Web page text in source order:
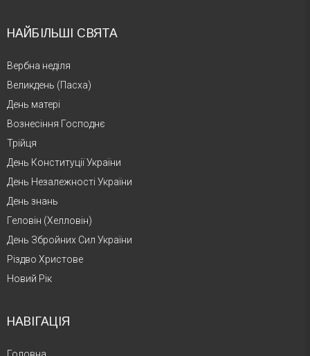
НАЙБІЛЬШІ СВЯТА
Вербна неділя
Великдень (Пасха)
День матері
Вознесіння Господнє
Трійця
День Конституції України
День Незалежності України
День знань
Геловін (Хелловін)
День Збройних Сил України
Різдво Христове
Новий Рік
НАВІГАЦІЯ